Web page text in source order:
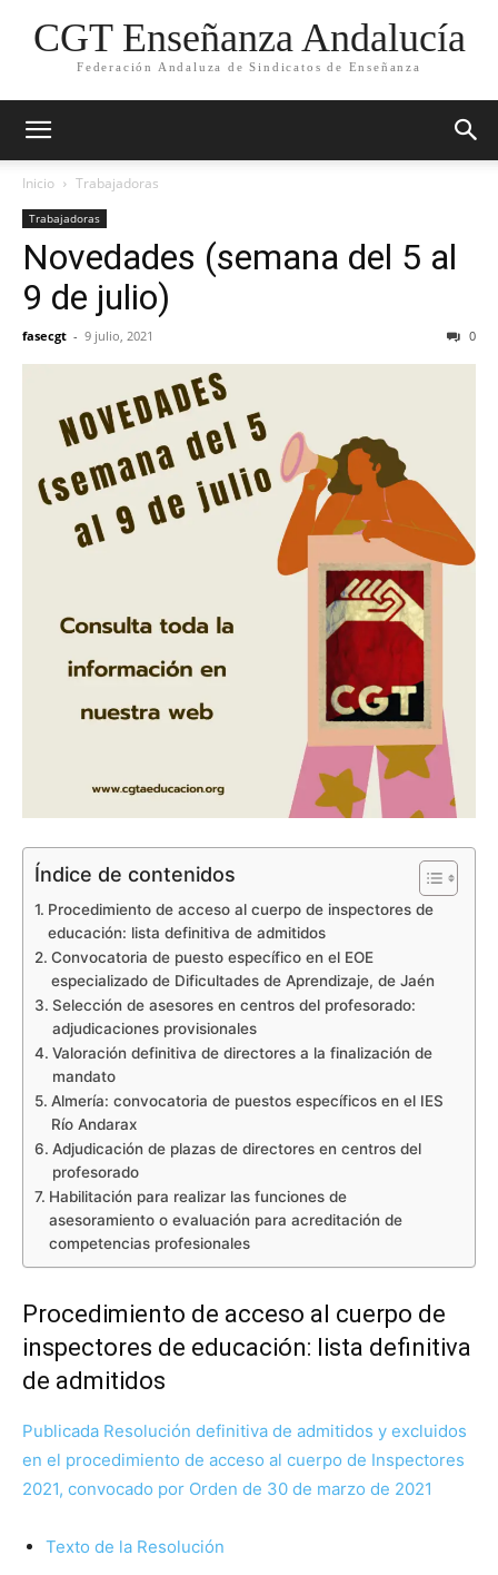
CGT Enseñanza Andalucía
Federación Andaluza de Sindicatos de Enseñanza
Inicio Trabajadoras
Trabajadoras
Novedades (semana del 5 al
9 de julio)
fasecgt - 9 julio, 2021 0
Índice de contenidos
Procedimiento de acceso al cuerpo de inspectores de
educación: lista definitiva de admitidos
Convocatoria de puesto específico en el EOE
especializado de Dificultades de Aprendizaje, de Jaén
Selección de asesores en centros del profesorado:
adjudicaciones provisionales
Valoración definitiva de directores a la finalización de
mandato
Almería: convocatoria de puestos específicos en el IES
Río Andarax
Adjudicación de plazas de directores en centros del
profesorado
Habilitación para realizar las funciones de
asesoramiento o evaluación para acreditación de
competencias profesionales
Procedimiento de acceso al cuerpo de
inspectores de educación: lista definitiva
de admitidos
Publicada Resolución definitiva de admitidos y excluidos
en el procedimiento de acceso al cuerpo de Inspectores
2021, convocado por Orden de 30 de marzo de 2021
Texto de la Resolución